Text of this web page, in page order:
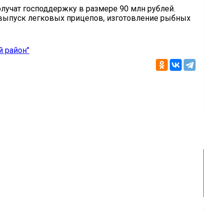
господдержку в размере 90 млн рублей.
легковых прицепов, изготовление рыбных
район"